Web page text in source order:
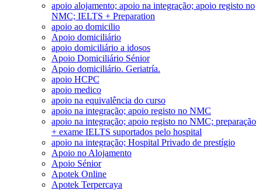
apoio alojamento; apoio na integração; apoio registo no
NMC; IELTS + Preparation
apoio ao domicilio
Apoio domiciliário
apoio domiciliário a idosos
Apoio Domiciliário Sénior
Apoio domiciliário. Geriatría.
apoio HCPC
apoio medico
apoio na equivalência do curso
apoio na integração; apoio registo no NMC
apoio na integração; apoio registo no NMC; preparação
+ exame IELTS suportados pelo hospital
apoio na integração; Hospital Privado de prestígio
Apoio no Alojamento
Apoio Sénior
Apotek Online
Apotek Terpercaya